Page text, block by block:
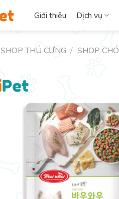
Giới thiệu Dịch vụ
SHOP THÚ CƯNG / SHOP CHÓ